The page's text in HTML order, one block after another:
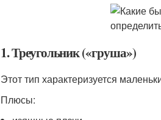
1. Треугольник («груша»)
Этот тип характеризуется
Плюсы: